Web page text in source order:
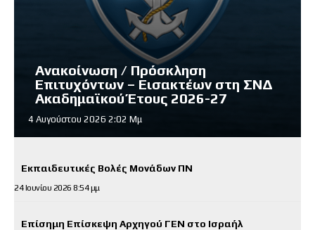
Ανακοίνωση / Πρόσκληση
Επιτυχόντων – Εισακτέων στη ΣΝΔ
Ακαδημαϊκού Έτους 2026-27
4 Αυγούστου 2026 2:02 Μμ
Εκπαιδευτικές Βολές Μονάδων ΠΝ
24 Ιουνίου 2026 8:54 μμ
Επίσημη Επίσκεψη Αρχηγού ΓΕΝ στο Ισραήλ